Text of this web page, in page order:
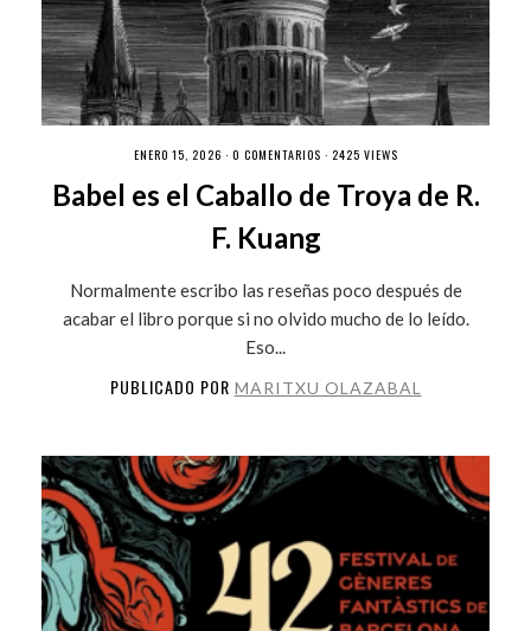
ENERO 15, 2026 · 0 COMENTARIOS · 2425 VIEWS
Babel es el Caballo de Troya de R.
F. Kuang
Normalmente escribo las reseñas poco después de
acabar el libro porque si no olvido mucho de lo leído.
Eso...
PUBLICADO POR MARITXU OLAZABAL